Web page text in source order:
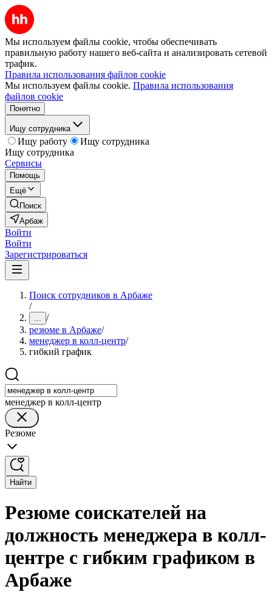
Мы используем файлы cookie, чтобы обеспечивать
правильную работу нашего веб-сайта и анализировать сетевой
трафик.
Правила использования файлов cookie
Мы используем файлы cookie. Правила использования
файлов cookie
Понятно
Ищу сотрудника
Ищу работу
Ищу сотрудника
Ищу сотрудника
Сервисы
Помощь
Ещё
Поиск
Арбаж
Войти
Войти
Зарегистрироваться
Поиск сотрудников в Арбаже
/
... /
резюме в Арбаже/
менеджер в колл-центр/
гибкий график
менеджер в колл-центр
Резюме
Найти
Резюме соискателей на
должность менеджера в колл-
центре с гибким графиком в
Арбаже